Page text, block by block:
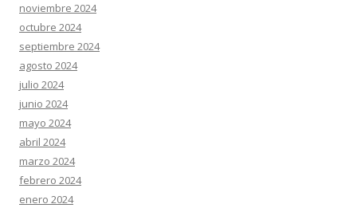
noviembre 2024
octubre 2024
septiembre 2024
agosto 2024
julio 2024
junio 2024
mayo 2024
abril 2024
marzo 2024
febrero 2024
enero 2024